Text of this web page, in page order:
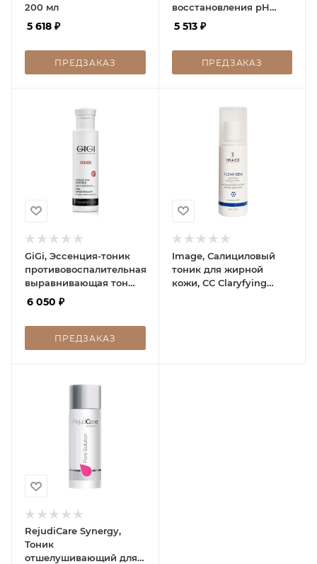
200 мл
5 618 ₽
ПРЕДЗАКАЗ
восстановления рН
кожи, Gentle pH
5 513₽
ПРЕДЗАКАЗ
GiGi, Эссенция-тоник
противовоспалительная
выравнивающая тон
кожи, Acnon Spotless
Skin Refresher For oily &
6 050 ₽
ПРЕДЗАКАЗ
Image, Салициловый
тоник для жирной
кожи, CС Claryfying
RejudiCare Synergy,
Тоник
отшелушивающий для